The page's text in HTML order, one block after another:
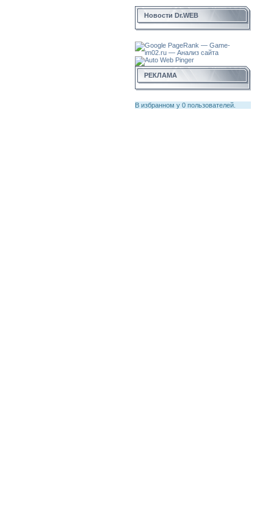
Новости Dr.WEB
РЕКЛАМА
В избранном у 0 пользователей.